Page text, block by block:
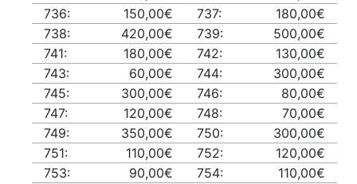
736:
150,00€ 737:
180,00€
738:
420,00€ 739:
500,00€
741:
180,00€ 742:
130,00€
743:
60,00€ 744:
300,00€
745:
300,00€ 746:
80,00€
747:
120,00€ 748:
70,00€
749:
350,00€ 750:
300,00€
751:
110,00€ 752:
120,00€
753:
90,00€ 754:
110,00€